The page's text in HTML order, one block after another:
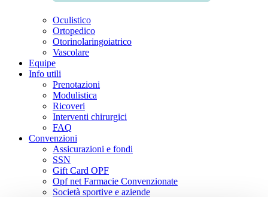
Oculistico
Ortopedico
Otorinolaringoiatrico
Vascolare
Equipe
Info utili
Prenotazioni
Modulistica
Ricoveri
Interventi chirurgici
FAQ
Convenzioni
Assicurazioni e fondi
SSN
Gift Card OPF
Opf net Farmacie Convenzionate
Società sportive e aziende